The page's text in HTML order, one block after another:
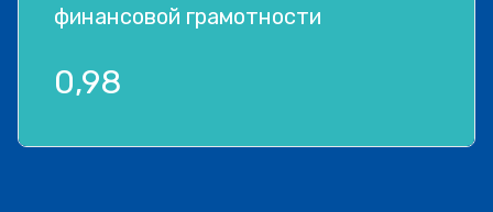
финансовой грамотности
0,98